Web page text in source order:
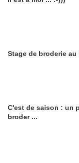
Stage de broderie au
C'est de saison : un
broder ...